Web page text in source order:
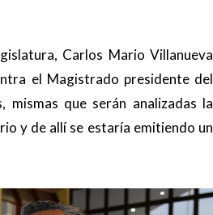
Carlos Mario Villanueva
el Magistrado presidente del
que serán analizadas la
y de allí se estaría emitiendo un